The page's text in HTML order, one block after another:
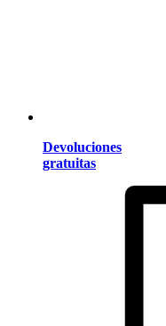
Devoluciones
gratuitas